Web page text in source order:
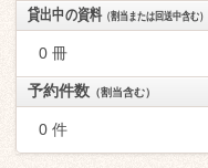
貸出中の資料（割当または回送中含む）
0 冊
予約件数 （割当含む）
0 件